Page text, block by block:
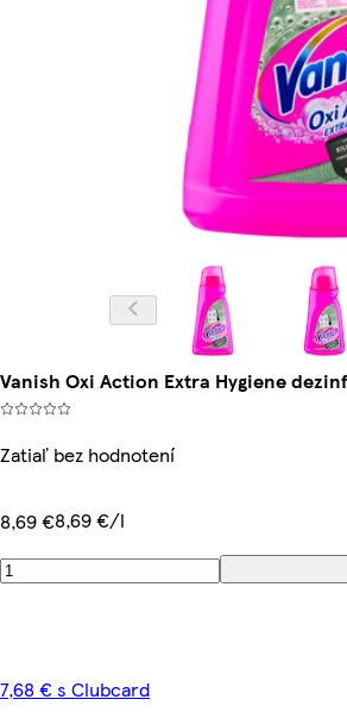
Vanish Oxi Action Extra Hygiene
Zatiaľ bez hodnotení
8,69 €8,69 €/l
7,68 € s Clubcard